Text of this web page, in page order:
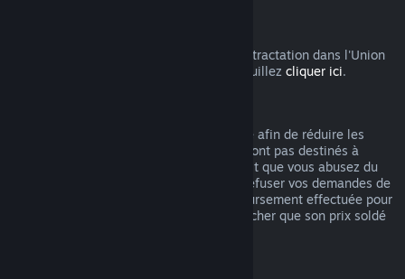
Pour accéder aux modalités du droit de rétractation dans l'Union
Européenne pour les clients de Steam, veuillez cliquer ici.
Les remboursements ont été mis en place afin de réduire les
risques liés à un achat sur Steam. Ils ne sont pas destinés à
obtenir des jeux gratuitement. S'il apparait que vous abusez du
système, nous pourrions être amenés à refuser vos demandes de
remboursement. Une demande de remboursement effectuée pour
un jeu acheté juste avant les soldes plus cher que son prix soldé